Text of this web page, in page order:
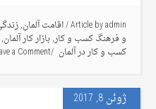
Article byadmin
/اقامت آلمان,
و فرهنگ کسب و کار,بازار کار آلمان
کسب و کار در آلمان a Comment
ژوئن 8, 2017